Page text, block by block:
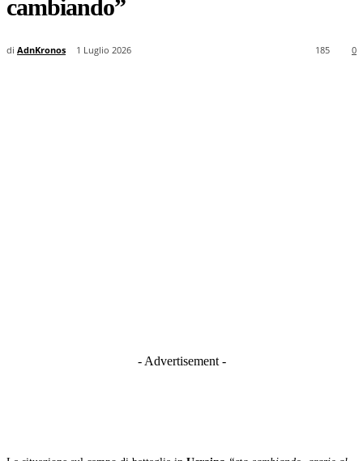
cambiando”
di AdnKronos 1 Luglio 2026 0
185
- Advertisement -